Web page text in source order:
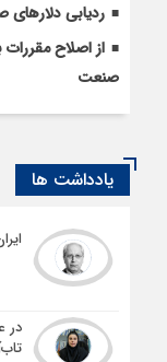
ردیابی دلارهای
از اصلاح
صنعت
یادداشت ها
در